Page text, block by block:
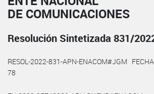
DE COMUNICACIONES
Resolución Sintetizada 831/
RESOL-2022-831-APN-ENACOM#JGM
78